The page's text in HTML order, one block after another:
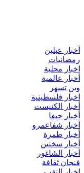
أخبار عبلين
رمضانيات
اخبار محلية
أخبار عالمية
وين تسهر
اخبار فلسطينية
أخبار الكنيست
أخبار حيفا
أخبار شفاعمرو
أخبار طمرة
أخبار سخنين
أخبار الشاغور
فنجان ثقافة